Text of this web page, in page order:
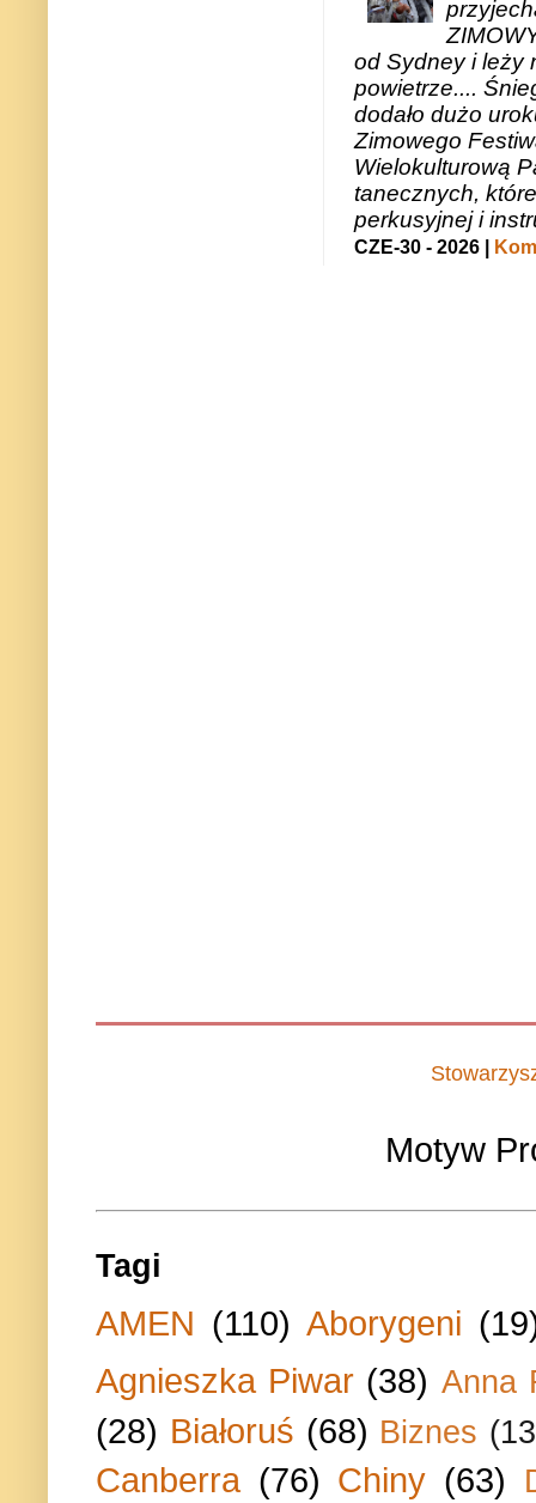
od Sydney i leży
powietrze....
dodało dużo
Zimowego
Wielokulturową
tanecznych,
perkusyjnej i
CZE-30 - 2026 |
Motyw
Tagi
AMEN (110) Aborygeni
Agnieszka Piwar (38) Anna
(28) Białoruś (68) Biznes
Canberra (76) Chiny (63)